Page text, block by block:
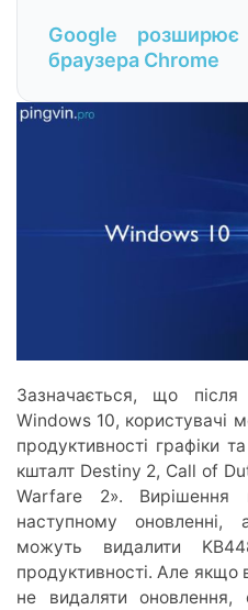
Google
браузера Chrome
Зазначається, що після
Windows 10, користувачі
продуктивності графіки
кшталт Destiny 2, Call of
Warfare 2».
наступному
можуть видалити
продуктивності. Але якщо
не видаляти оновлення,